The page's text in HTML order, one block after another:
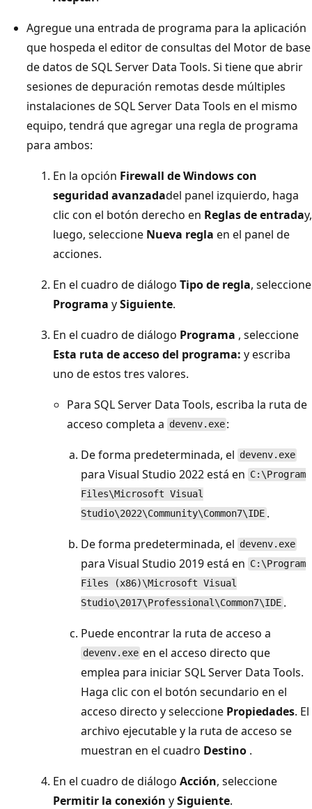
Agregue una entrada de programa para la aplicación
que hospeda el editor de consultas del Motor de base
de datos de SQL Server Data Tools. Si tiene que abrir
sesiones de depuración remotas desde múltiples
instalaciones de SQL Server Data Tools en el mismo
equipo, tendrá que agregar una regla de programa
para ambos:
En la opción Firewall de Windows con
seguridad avanzadadel panel izquierdo, haga
clic con el botón derecho en Reglas de entraday,
luego, seleccione Nueva regla en el panel de
acciones.
En el cuadro de diálogo Tipo de regla, seleccione
Programa ySiguiente.
En el cuadro de diálogo Programa , seleccione
Esta ruta de acceso del programa: y escriba
uno de estos tres valores.
Para SQL Server Data Tools, escriba la ruta de
acceso completa a devenv.exe :
De forma predeterminada, el devenv.exe
para Visual Studio 2022 está en C:\Program
Files\Microsoft Visual
Studio\2022\Community\Common7\IDE .
De forma predeterminada, el devenv.exe
para Visual Studio 2019 está en C:\Program
Files (x86)\Microsoft Visual
Studio\2017\Professional\Common7\IDE .
Puede encontrar la ruta de acceso a
devenv.exe en el acceso directo que
emplea para iniciar SQL Server Data Tools.
Haga clic con el botón secundario en el
acceso directo y seleccione Propiedades. El
archivo ejecutable y la ruta de acceso se
muestran en el cuadro Destino .
En el cuadro de diálogo Acción, seleccione
Permitir la conexión ySiguiente.